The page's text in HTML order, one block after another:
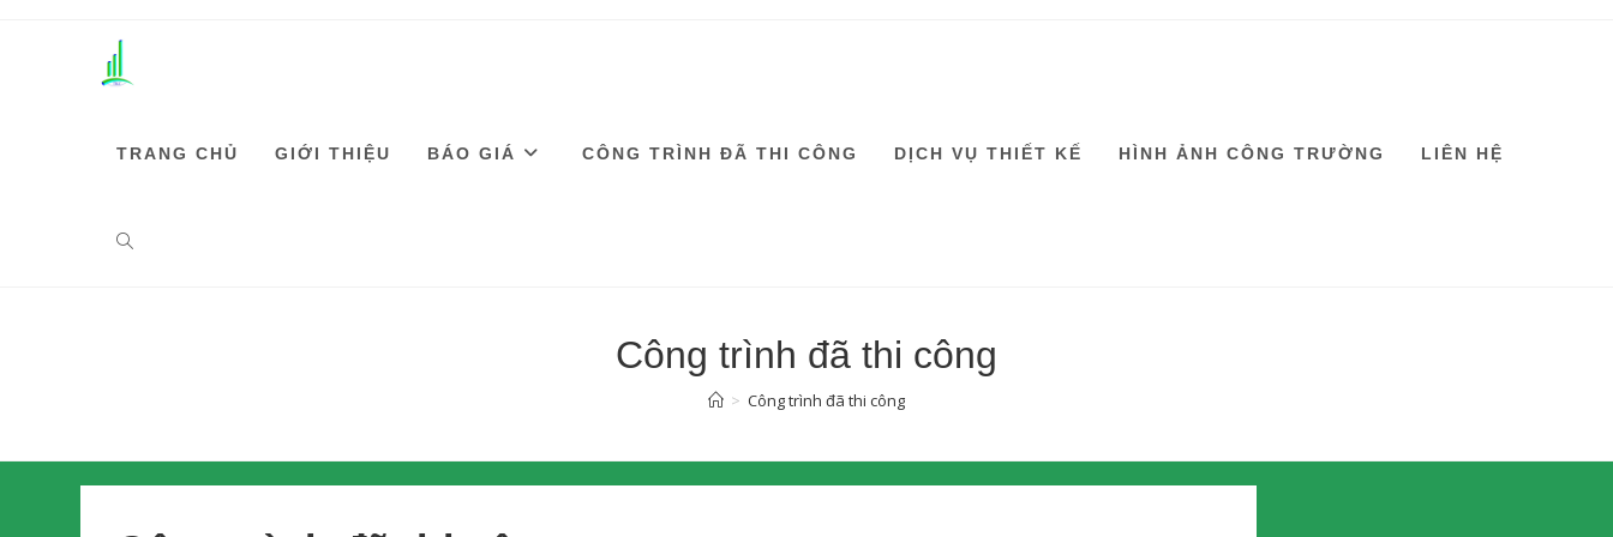
TRANG CHỦ GIỚI THIỆU BÁO GIÁ CÔNG TRÌNH ĐÃ THI CÔNG DỊCH VỤ THIẾT KẾ HÌNH ẢNH CÔNG TRƯỜNG LIÊN HỆ
Công trình đã thi công
> Công trình đã thi công